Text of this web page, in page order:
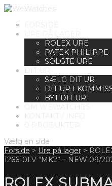
ROLEX URE
PATEK PHILIPPE
SOLGTE URE
SÆLG DIT UR
DIT UR I
BYT DIT UR
Vælg en side
Forside > Ure på lager >
126610LV “MK2” – NEW 09/
ROLEX